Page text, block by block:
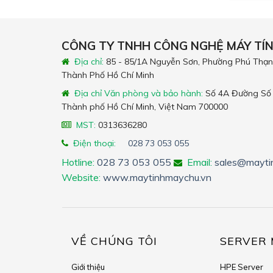
CÔNG TY TNHH CÔNG NGHỆ MÁY
Địa chỉ: 85 - 85/1A Nguyễn Sơn, Phường Phú
Thành Phố Hồ Chí Minh
Địa chỉ Văn phòng và bảo hành: Số 4A Đường Số
Thành phố Hồ Chí Minh, Việt Nam 700000
MST: 0313636280
Điện thoại:
028 73 053 055
Hotline: 028 73 053 055 Email:
Website: www.maytinhmaychu.vn
VỀ CHÚNG TÔI
Giới thiệu
SERVER
HPE Server